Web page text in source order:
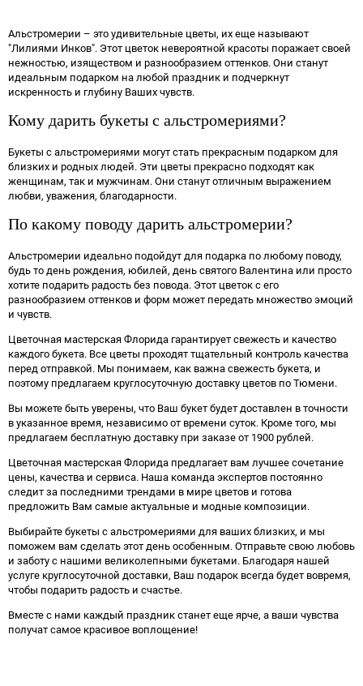
Альстромерии – это удивительные цветы, их еще называют
"Лилиями Инков". Этот цветок невероятной красоты поражает своей
нежностью, изяществом и разнообразием оттенков. Они станут
идеальным подарком на любой праздник и подчеркнут
искренность и глубину Ваших чувств.
Кому дарить букеты с альстромериями?
Букеты с альстромериями могут стать прекрасным подарком для
близких и родных людей. Эти цветы прекрасно подходят как
женщинам, так и мужчинам. Они станут отличным выражением
любви, уважения, благодарности.
По какому поводу дарить альстромерии?
Альстромерии идеально подойдут для подарка по любому поводу,
будь то день рождения, юбилей, день святого Валентина или просто
хотите подарить радость без повода. Этот цветок с его
разнообразием оттенков и форм может передать множество эмоций
и чувств.
Цветочная мастерская Флорида гарантирует свежесть и качество
каждого букета. Все цветы проходят тщательный контроль качества
перед отправкой. Мы понимаем, как важна свежесть букета, и
поэтому предлагаем круглосуточную доставку цветов по Тюмени.
Вы можете быть уверены, что Ваш букет будет доставлен в точности
в указанное время, независимо от времени суток. Кроме того, мы
предлагаем бесплатную доставку при заказе от 1900 рублей.
Цветочная мастерская Флорида предлагает вам лучшее сочетание
цены, качества и сервиса. Наша команда экспертов постоянно
следит за последними трендами в мире цветов и готова
предложить Вам самые актуальные и модные композиции.
Выбирайте букеты с альстромериями для ваших близких, и мы
поможем вам сделать этот день особенным. Отправьте свою любовь
и заботу с нашими великолепными букетами. Благодаря нашей
услуге круглосуточной доставки, Ваш подарок всегда будет вовремя,
чтобы подарить радость и счастье.
Вместе с нами каждый праздник станет еще ярче, а ваши чувства
получат самое красивое воплощение!